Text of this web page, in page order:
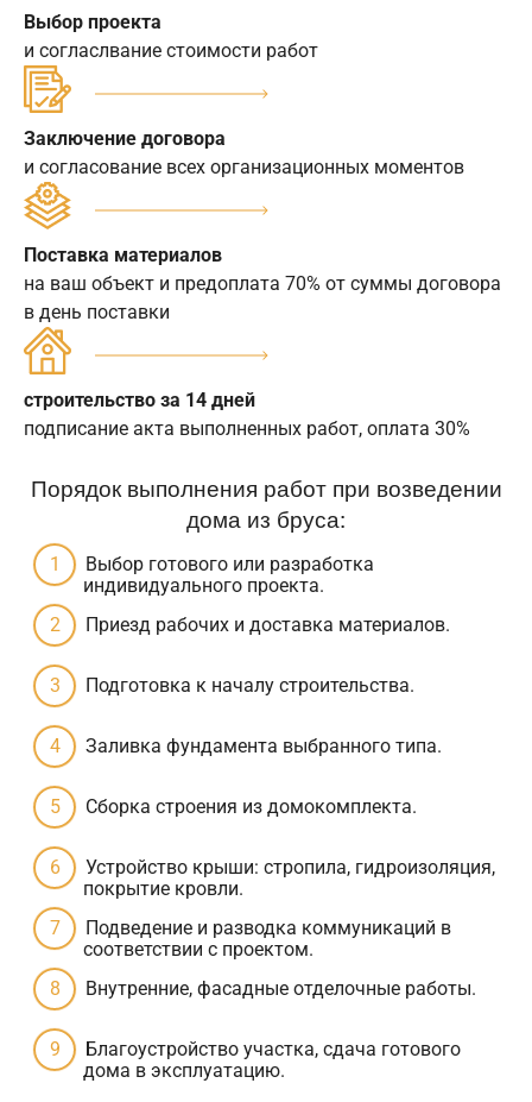
Выбор проекта
и согласлвание стоимости работ
Заключение договора
и согласование всех организационных моментов
Поставка материалов
на ваш объект и предоплата 70% от суммы договора
в день поставки
строительство за 14 дней
подписание акта выполненных работ, оплата 30%
Порядок выполнения работ при возведении
дома из бруса:
Выбор готового или разработка
индивидуального проекта.
Приезд рабочих и доставка материалов.
Подготовка к началу строительства.
Заливка фундамента выбранного типа.
Сборка строения из домокомплекта.
Устройство крыши: стропила, гидроизоляция,
покрытие кровли.
Подведение и разводка коммуникаций в
соответствии с проектом.
Внутренние, фасадные отделочные работы.
Благоустройство участка, сдача готового
дома в эксплуатацию.